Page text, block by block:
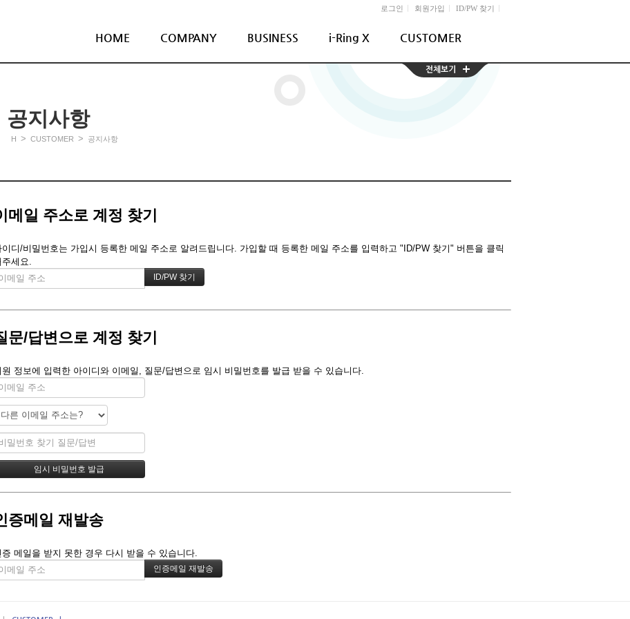
로그인 회원가입 ID/PW 찾기
HOME COMPANY BUSINESS i-Ring X CUSTOMER
공지사항
H > CUSTOMER > 공지사항
메일 주소로 계정 찾기
이디/비밀번호는 가입시 등록한 메일 주소로 알려드립니다. 가입할 때 등록한 메일 주소를 입력하고 "ID/PW 찾기" 버튼을 클릭
주세요.
문/답변으로 계정 찾기
원 정보에 입력한 아이디와 이메일, 질문/답변으로 임시 비밀번호를 발급 받을 수 있습니다.
증메일 재발송
증 메일을 받지 못한 경우 다시 받을 수 있습니다.